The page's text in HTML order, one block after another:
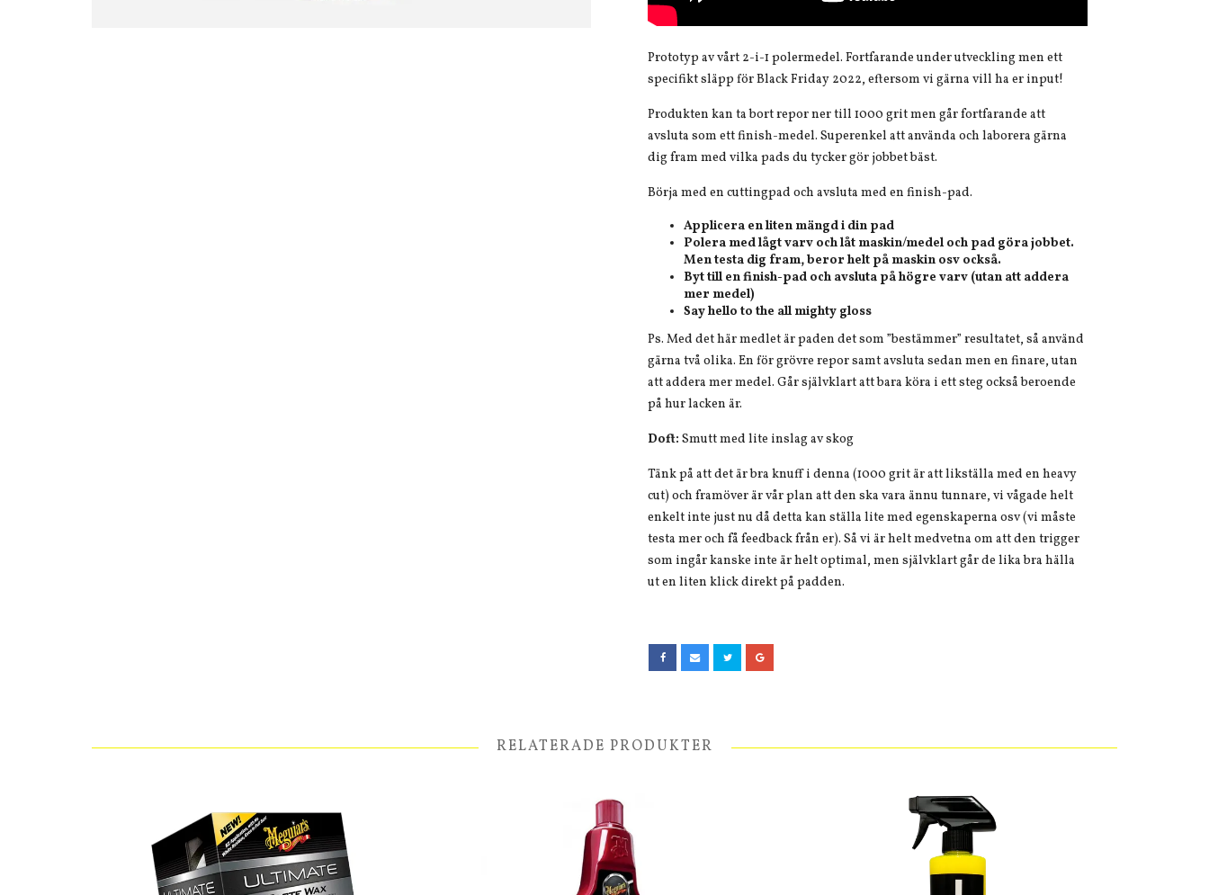
Prototyp av vårt 2-i-1 polermedel. Fortfarande under utveckling men ett
specifikt släpp för Black Friday 2022, eftersom vi gärna vill ha er input!
Produkten kan ta bort repor ner till 1000 grit men går fortfarande att
avsluta som ett finish-medel. Superenkel att använda och laborera gärna
dig fram med vilka pads du tycker gör jobbet bäst.
Börja med en cuttingpad och avsluta med en finish-pad.
Applicera en liten mängd i din pad
Polera med lågt varv och låt maskin/medel och pad göra jobbet.
Men testa dig fram, beror helt på maskin osv också.
Byt till en finish-pad och avsluta på högre varv (utan att addera
mer medel)
Say hello to the all mighty gloss
Ps. Med det här medlet är paden det som ”bestämmer” resultatet, så använd
gärna två olika. En för grövre repor samt avsluta sedan men en finare, utan
att addera mer medel. Går självklart att bara köra i ett steg också beroende
på hur lacken är.
Doft: Smuttmed lite inslag av skog
Tänk på att det är bra knuff i denna (1000 grit är att likställa med en heavy
cut) och framöver är vår plan att den ska vara ännu tunnare, vi vågade helt
enkelt inte just nu då detta kan ställa lite med egenskaperna osv (vi måste
testa mer och få feedback från er). Så vi är helt medvetna om att den trigger
som ingår kanske inte är helt optimal, men självklart går de lika bra hälla
ut en liten klick direkt på padden.
RELATERADE PRODUKTER